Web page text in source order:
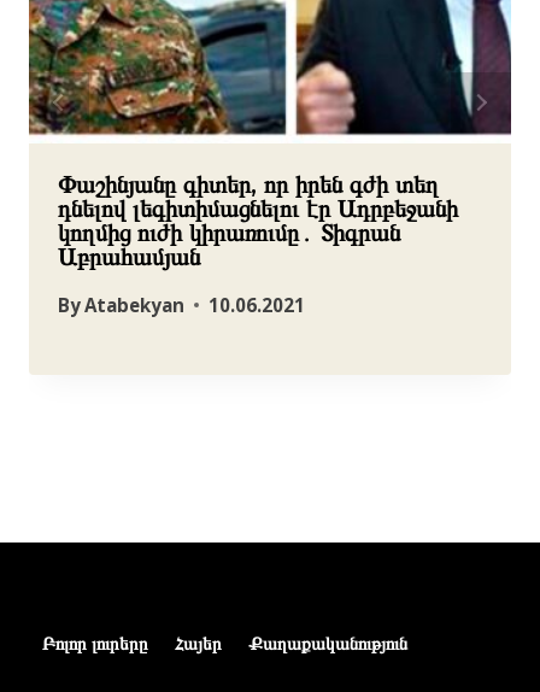
Փաշինյանը գիտեր, որ իրեն գժի տեղ
դնելով լեգիտիմացնելու էր Ադրբեջանի
կողմից ուժի կիրառումը․ Տիգրան
Աբրահամյան
ByAtabekyan 10.06.2021
Բոլոր լուրերը Հայեր Քաղաքականություն